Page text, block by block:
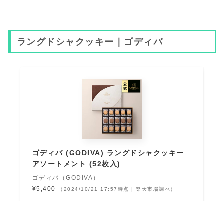
ラングドシャクッキー｜ゴディバ
ゴディバ (GODIVA) ラングドシャクッキー
アソートメント (52枚入)
ゴディバ（GODIVA）
¥5,400
（2024/10/21 17:57時点 | 楽天市場調べ）